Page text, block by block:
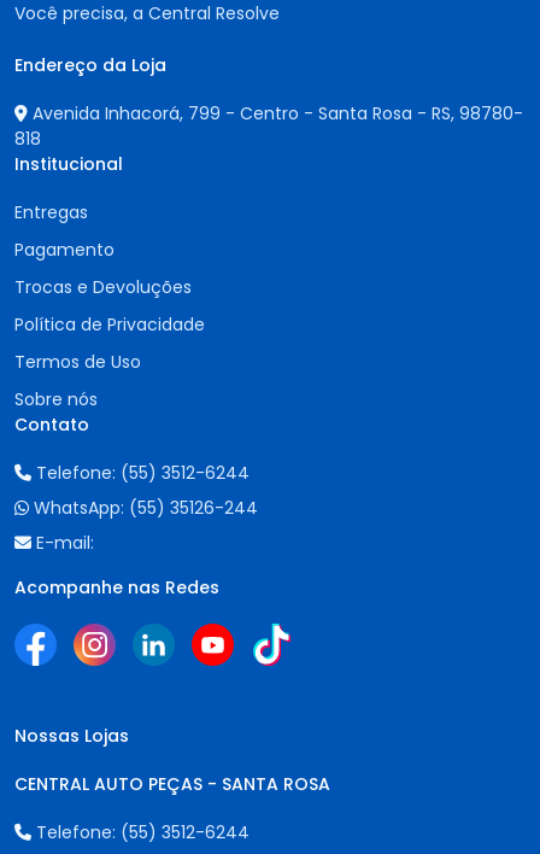
Você precisa, a Central Resolve
Endereço da Loja
Avenida Inhacorá, 799 - Centro - Santa Rosa - RS, 98780-
818
Institucional
Entregas
Pagamento
Trocas e Devoluções
Política de Privacidade
Termos de Uso
Sobre nós
Contato
Telefone: (55) 3512-6244
WhatsApp: (55) 35126-244
E-mail:
Acompanhe nas Redes
Nossas Lojas
CENTRAL AUTO PEÇAS - SANTA ROSA
Telefone: (55) 3512-6244